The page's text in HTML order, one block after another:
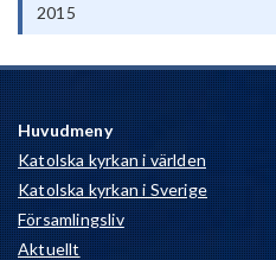
2015
Huvudmeny
Katolska kyrkan i världen
Katolska kyrkan i Sverige
Församlingsliv
Aktuellt